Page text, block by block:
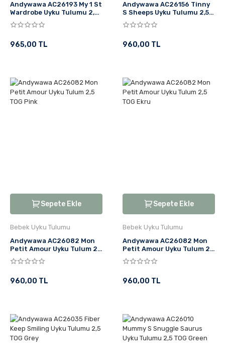
Andywawa AC26193 My 1 St
Wardrobe Uyku Tulumu 2,5
TOG Ekru
965,00 TL
Andywawa AC26156 Tinny
S Sheeps Uyku Tulumu 2,5
TOG Ekru
960,00 TL
Sepete Ekle
Bebek Uyku Tulumu
Andywawa AC26082 Mon
Petit Amour Uyku Tulum 2,5
TOG Pink
960,00 TL
Sepete Ekle
Bebek Uyku Tulumu
Andywawa AC26082 Mon
Petit Amour Uyku Tulum 2,5
TOG Ekru
960,00 TL